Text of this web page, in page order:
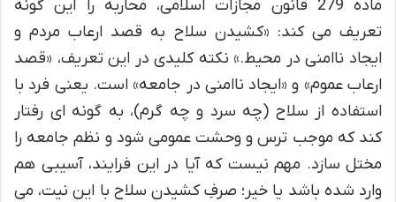
ماده 279 قانون مجازات اسلامی، محاربه را این گونه
تعریف می کند: «کشیدن سلاح به قصد ارعاب مردم و
ایجاد ناامنی در محیط.» نکته کلیدی در این تعریف، «قصد
ارعاب عموم» و «ایجاد ناامنی در جامعه» است. یعنی فرد با
استفاده از سلاح (چه سرد و چه گرم)، به گونه ای رفتار
کند که موجب ترس و وحشت عمومی شود و نظم جامعه را
مختل سازد. مهم نیست که آیا در این فرایند، آسیبی هم
وارد شده باشد یا خیر؛ صرفِ کشیدن سلاح با این نیت، می